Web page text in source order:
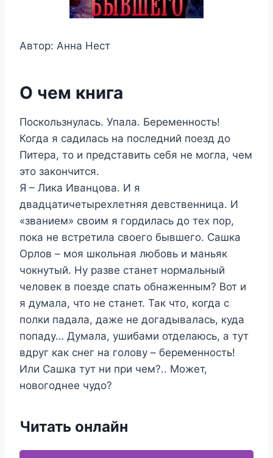
Автор: Анна Нест
О чем книга
Поскользнулась. Упала. Беременность!
Когда я садилась на последний поезд до
Питера, то и представить себя не могла, чем
это закончится.
Я – Лика Иванцова. И я
двадцатичетырехлетняя девственница. И
«званием» своим я гордилась до тех пор,
пока не встретила своего бывшего. Сашка
Орлов – моя школьная любовь и маньяк
чокнутый. Ну разве станет нормальный
человек в поезде спать обнаженным? Вот и
я думала, что не станет. Так что, когда с
полки падала, даже не догадывалась, куда
попаду… Думала, ушибами отделаюсь, а тут
вдруг как снег на голову – беременность!
Или Сашка тут ни при чем?.. Может,
новогоднее чудо?
Читать онлайн